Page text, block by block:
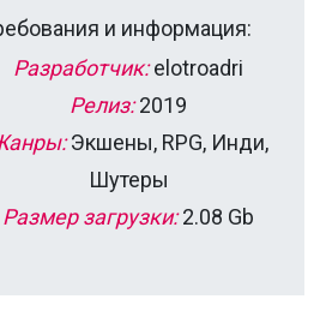
и информация:
Разработчик:elotroadri
Релиз:2019
Экшены, RPG, Инди,
Шутеры
Размер загрузки:2.08 Gb